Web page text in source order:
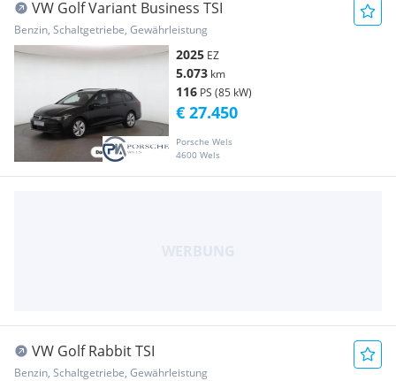
VW Golf Variant Business TSI
Benzin, Schaltgetriebe, Gewährleistung
2025 EZ
5.073 km
116 PS (85 kW)
Porsche Wels
4600 Wels
€ 27.450
VW Golf Rabbit TSI
Benzin, Schaltgetriebe, Gewährleistung